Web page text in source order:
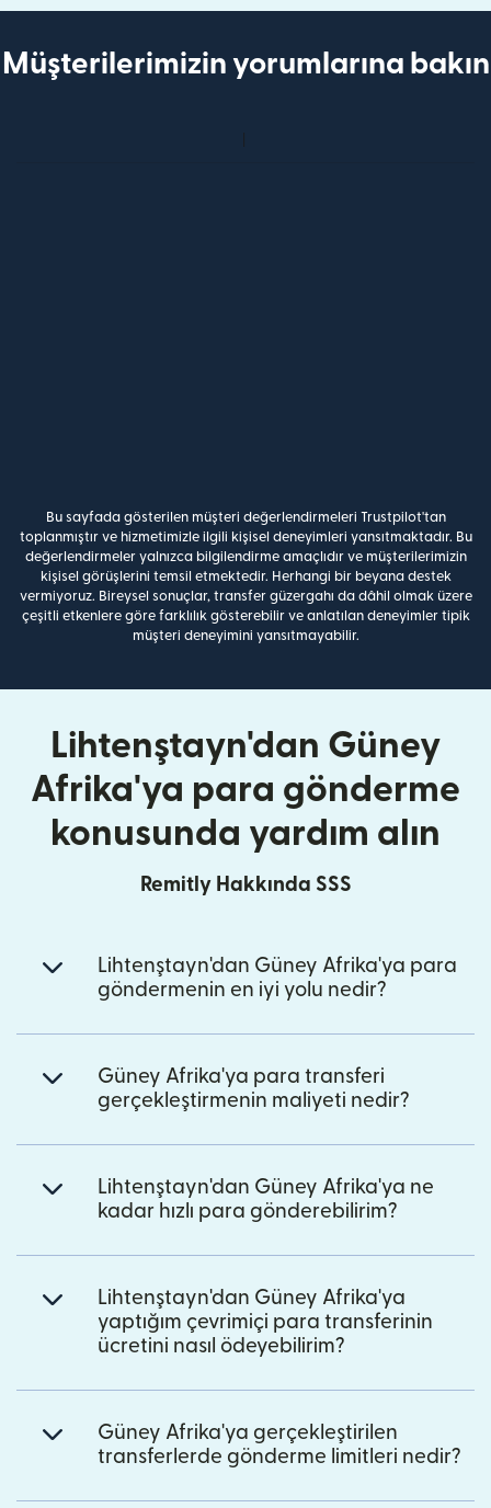
Müşterilerimizin yorumlarına bakın
Bu sayfada gösterilen müşteri değerlendirmeleri Trustpilot'tan
toplanmıştır ve hizmetimizle ilgili kişisel deneyimleri yansıtmaktadır. Bu
değerlendirmeler yalnızca bilgilendirme amaçlıdır ve müşterilerimizin
kişisel görüşlerini temsil etmektedir. Herhangi bir beyana destek
vermiyoruz. Bireysel sonuçlar, transfer güzergahı da dâhil olmak üzere
çeşitli etkenlere göre farklılık gösterebilir ve anlatılan deneyimler tipik
müşteri deneyimini yansıtmayabilir.
Lihtenştayn'dan Güney
Afrika'ya para gönderme
konusunda yardım alın
Remitly Hakkında SSS
Lihtenştayn'dan Güney Afrika'ya para
göndermenin en iyi yolu nedir?
Güney Afrika'ya para transferi
gerçekleştirmenin maliyeti nedir?
Lihtenştayn'dan Güney Afrika'ya ne
kadar hızlı para gönderebilirim?
Lihtenştayn'dan Güney Afrika'ya
yaptığım çevrimiçi para transferinin
ücretini nasıl ödeyebilirim?
Güney Afrika'ya gerçekleştirilen
transferlerde gönderme limitleri nedir?